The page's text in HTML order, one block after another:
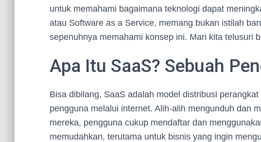
untuk memahami bagaimana teknologi dapat
atau Software as a Service, memang bukan istilah
sepenuhnya memahami konsep ini. Mari kita telusuri
Apa Itu SaaS? Sebuah
Bisa dibilang, SaaS adalah model distribusi
pengguna melalui internet. Alih-alih mengunduh dan
mereka, pengguna cukup mendaftar dan
memudahkan, terutama untuk bisnis yang ingin